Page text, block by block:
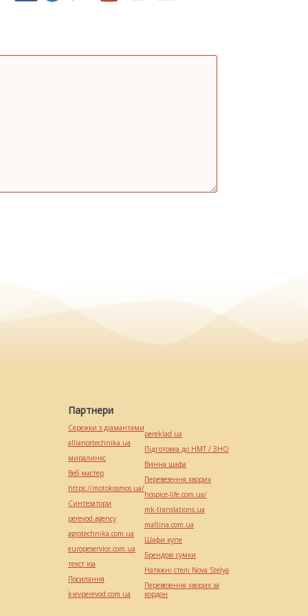
Партнери
Сережки з діамантами
alliancetechnika.ua
миралинкс
Веб мастер
https://motokosmos.ua/
Синтезатори
perevod.agency
agrotechnika.com.ua
europeservice.com.ua
текст юа
Посилання
kievperevod.com.ua
pereklad.ua
Підготовка до НМТ / ЗНО
Винна шафа
Перевезення хворих
hospice-life.com.ua/
mk-translations.ua
maltina.com.ua
Шафи купе
Брендові сумки
Натяжні стелі Nova Stelya
Перевезення хворих за
кордон